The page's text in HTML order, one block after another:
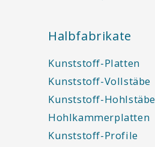
Halbfabrikate
Kunststoff-Platten
Kunststoff-Vollstäbe
Kunststoff-Hohlstäbe
Hohlkammerplatten
Kunststoff-Profile